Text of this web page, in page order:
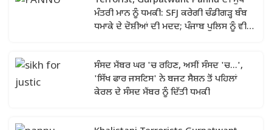
ਮੰਤਰੀ ਮਾਨ ਨੂੰ ਧਮਕੀ: SFJ ਕਰੇਗੀ ਚੰਡੀਗੜ੍ਹ ਬੰਬ
ਧਮਾਕੇ ਦੇ ਦੋਸ਼ੀਆਂ ਦੀ ਮਦਦ; ਪੰਜਾਬ ਪੁਲਿਸ ਨੂੰ ਵੀ
ਸੰਸਦ ਮੈਂਬਰ ਘਰ 'ਚ ਰਹਿਣ, ਅਸੀਂ ਸੰਸਦ 'ਚ...',
'ਸਿੱਖ ਫਾਰ ਜਸਟਿਸ' ਨੇ ਬਜਟ ਸੈਸ਼ਨ ਤੋਂ ਪਹਿਲਾਂ
ਕੇਰਲ ਦੇ ਸੰਸਦ ਮੈਂਬਰ ਨੂੰ ਦਿੱਤੀ ਧਮਕੀ